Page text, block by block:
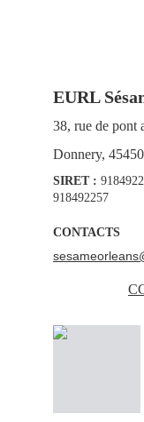
EURL
38, rue de pont
Donnery, 45450
SIRET :
918492257
CONTACTS